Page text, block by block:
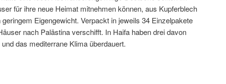
für ihre neue Heimat mitnehmen können, aus Kupferblech
Eigengewicht. Verpackt in jeweils 34 Einzelpakete
nach Palästina verschifft. In Haifa haben drei davon
das mediterrane Klima überdauert.